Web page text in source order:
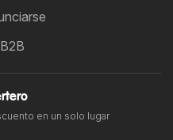
en un solo lugar